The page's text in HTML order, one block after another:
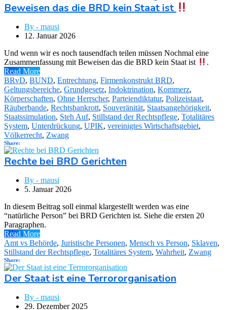
Beweisen das die BRD kein Staat ist
By - mausi
12. Januar 2026
Und wenn wir es noch tausendfach teilen müssen Nochmal eine
Zusammenfassung mit Beweisen das die BRD kein Staat ist
.
Read More
BRvD, BUND, Entrechtung, Firmenkonstrukt BRD,
Geltungsbereiche, Grundgesetz, Indoktrination, Kommerz,
Körperschaften, Ohne Herrscher, Parteiendiktatur, Polizeistaat,
Räuberbande, Rechtsbankrott, Souveränität, Staatsangehörigkeit,
Staatssimulation, Steh Auf, Stillstand der Rechtspflege, Totalitäres
System, Unterdrückung, UPIK, vereinigtes Wirtschaftsgebiet,
Völkerrecht, Zwang
Share:
Rechte bei BRD Gerichten
By - mausi
5. Januar 2026
In diesem Beitrag soll einmal klargestellt werden was eine
“natürliche Person” bei BRD Gerichten ist. Siehe die ersten 20
Paragraphen.
Read More
Amt vs Behörde, Juristische Personen, Mensch vs Person, Sklaven,
Stillstand der Rechtspflege, Totalitäres System, Wahrheit, Zwang
Share:
Der Staat ist eine Terrororganisation
By - mausi
29. Dezember 2025